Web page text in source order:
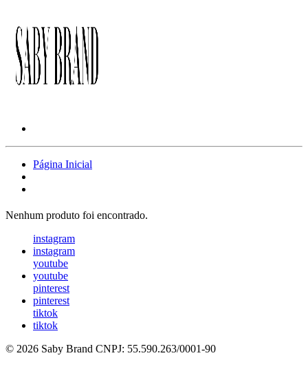
Página Inicial
Nenhum produto foi encontrado.
instagram
instagram
youtube
youtube
pinterest
pinterest
tiktok
tiktok
© 2026 Saby Brand CNPJ: 55.590.263/0001-90